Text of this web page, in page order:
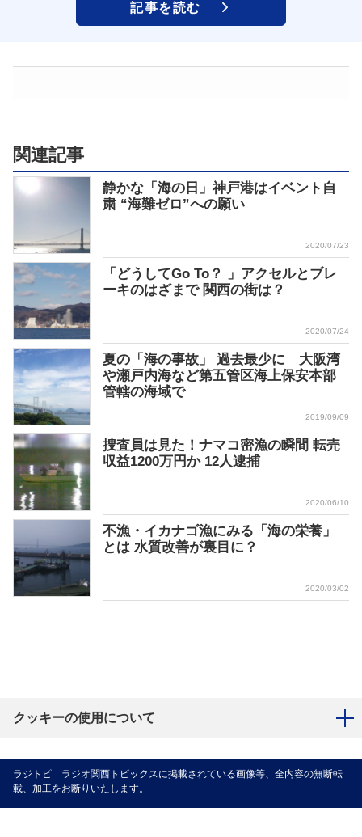
記事を読む
関連記事
静かな「海の日」神戸港はイベント自
粛 “海難ゼロ”への願い
2020/07/23
「どうしてGo To？ 」アクセルとブレ
ーキのはざまで 関西の街は？
2020/07/24
夏の「海の事故」 過去最少に 大阪湾
や瀬戸内海など第五管区海上保安本部
管轄の海域で
2019/09/09
捜査員は見た！ナマコ密漁の瞬間 転売
収益1200万円か 12人逮捕
2020/06/10
不漁・イカナゴ漁にみる「海の栄養」
とは 水質改善が裏目に？
2020/03/02
クッキーの使用について
ラジトピ ラジオ関西トピックスに掲載されている画像等、全内容の無断転
載、加工をお断りいたします。